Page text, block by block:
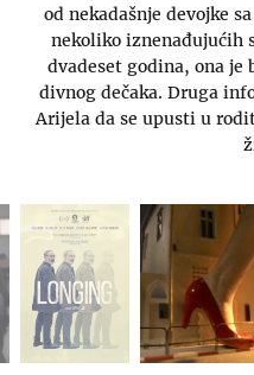
od nekadašnje devojke
nekoliko iznenađujućih
dvadeset godina, ona
divnog dečaka. Druga
Arijela da se upusti u